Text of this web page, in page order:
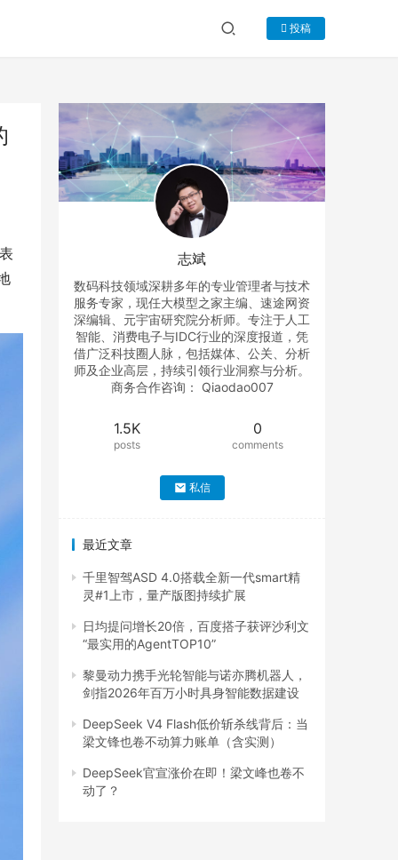
投稿
志斌
数码科技领域深耕多年的专业管理者与技术
服务专家，现任大模型之家主编、速途网资
深编辑、元宇宙研究院分析师。专注于人工
智能、消费电子与IDC行业的深度报道，凭
借广泛科技圈人脉，包括媒体、公关、分析
师及企业高层，持续引领行业洞察与分析。
商务合作咨询： Qiaodao007
1.5K
posts
0
comments
私信
最近文章
千里智驾ASD 4.0搭载全新一代smart精
灵#1上市，量产版图持续扩展
日均提问增长20倍，百度搭子获评沙利文
“最实用的AgentTOP10”
黎曼动力携手光轮智能与诺亦腾机器人，
剑指2026年百万小时具身智能数据建设
DeepSeek V4 Flash低价斩杀线背后：当
梁文锋也卷不动算力账单（含实测）
DeepSeek官宣涨价在即！梁文峰也卷不
动了？